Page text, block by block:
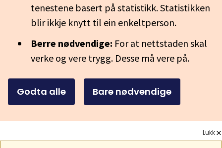
tenestene basert på statistikk. Statistikken
blir ikkje knytt til ein enkeltperson.
Berre nødvendige: For at nettstaden skal
verke og vere trygg. Desse må vere på.
Godta alle Bare nødvendige
Lukk